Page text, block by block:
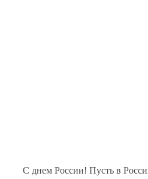
С днем России! Пусть в